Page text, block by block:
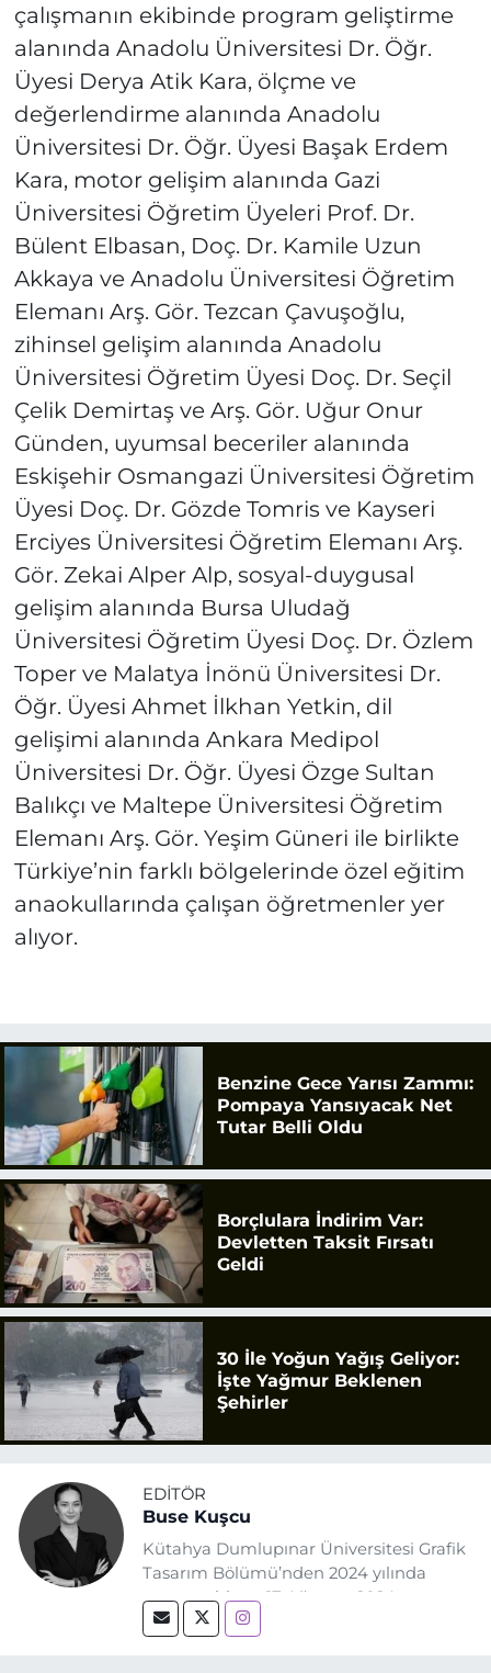
çalışmanın ekibinde program geliştirme
alanında Anadolu Üniversitesi Dr. Öğr.
Üyesi Derya Atik Kara, ölçme ve
değerlendirme alanında Anadolu
Üniversitesi Dr. Öğr. Üyesi Başak Erdem
Kara, motor gelişim alanında Gazi
Üniversitesi Öğretim Üyeleri Prof. Dr.
Bülent Elbasan, Doç. Dr. Kamile Uzun
Akkaya ve Anadolu Üniversitesi Öğretim
Elemanı Arş. Gör. Tezcan Çavuşoğlu,
zihinsel gelişim alanında Anadolu
Üniversitesi Öğretim Üyesi Doç. Dr. Seçil
Çelik Demirtaş ve Arş. Gör. Uğur Onur
Günden, uyumsal beceriler alanında
Eskişehir Osmangazi Üniversitesi Öğretim
Üyesi Doç. Dr. Gözde Tomris ve Kayseri
Erciyes Üniversitesi Öğretim Elemanı Arş.
Gör. Zekai Alper Alp, sosyal-duygusal
gelişim alanında Bursa Uludağ
Üniversitesi Öğretim Üyesi Doç. Dr. Özlem
Toper ve Malatya İnönü Üniversitesi Dr.
Öğr. Üyesi Ahmet İlkhan Yetkin, dil
gelişimi alanında Ankara Medipol
Üniversitesi Dr. Öğr. Üyesi Özge Sultan
Balıkçı ve Maltepe Üniversitesi Öğretim
Elemanı Arş. Gör. Yeşim Güneri ile birlikte
Türkiye’nin farklı bölgelerinde özel eğitim
anaokullarında çalışan öğretmenler yer
alıyor.
Benzine Gece Yarısı Zammı:
Pompaya Yansıyacak Net
Tutar Belli Oldu
Borçlulara İndirim Var:
Devletten Taksit Fırsatı
Geldi
30 İle Yoğun Yağış Geliyor:
İşte Yağmur Beklenen
Şehirler
EDITÖR
Buse Kuşcu
Kütahya Dumlupınar Üniversitesi Grafik
Tasarım Bölümü’nden 2024 yılında
mezun oldum. 17 Ağustos 2024
tarihinde, Grafik Tasarım alanında staj